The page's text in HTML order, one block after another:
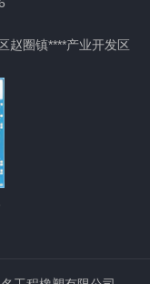
赵圈镇****产业开发区